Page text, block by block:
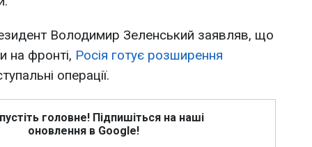
Володимир Зеленський заявляв, що
на фронті, Росія готує розширення
операції.
головне! Підпишіться на наші
оновлення в Google!